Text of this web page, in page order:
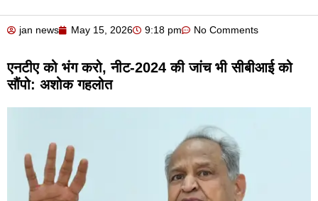
jan news May 15, 2026 9:18 pm No Comments
एनटीए को भंग करो, नीट-2024 की जांच भी सीबीआई को
सौंपो: अशोक गहलोत